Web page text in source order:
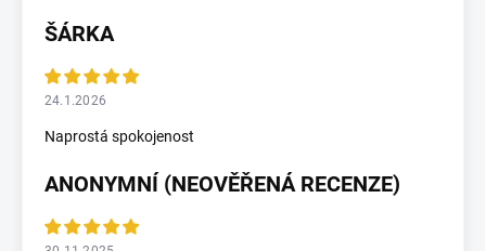
ŠÁRKA
24.1.2026
Naprostá spokojenost
ANONYMNÍ (NEOVĚŘENÁ RECENZE)